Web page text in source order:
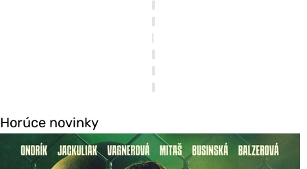
Horúce novinky